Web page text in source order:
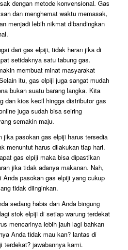
dengan metode konvensional. Gas
dan menghemat waktu memasak,
menjadi lebih nikmat dibandingkan
dari gas elpiji, tidak heran jika di
setidaknya satu tabung gas.
membuat minat masyarakat
itu, gas elpiji juga sangat mudah
bukan suatu barang langka. Kita
dan kios kecil hingga distributor gas
juga sudah bisa seiring
semakin maju.
jika pasokan gas elpiji harus tersedia
menuntut harus dilakukan tiap hari.
gas elpiji maka bisa dipastikan
jika tidak adanya makanan. Nah,
Anda pasokan gas elpiji yang cukup
tidak diinginkan.
sedang habis dan Anda bingung
stok elpiji di setiap warung terdekat
mencarinya lebih jauh lagi bahkan
Anda tidak mau kan? lantas di
terdekat? jawabannya kami.